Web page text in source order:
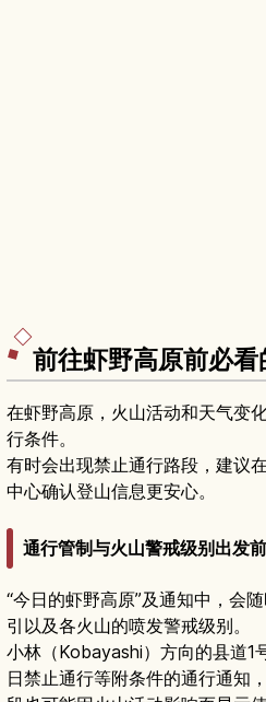
前往虾野高原前必看
在虾野高原，火山活动和天气变
行条件。
有时会出现禁止通行路段，建议
中心确认登山信息更安心。
通行管制与火山警戒级别出发
“今日的虾野高原”及通知中，会
引以及各火山的喷发警戒级别。
小林（Kobayashi）方向的县道1
日禁止通行等附条件的通行通知